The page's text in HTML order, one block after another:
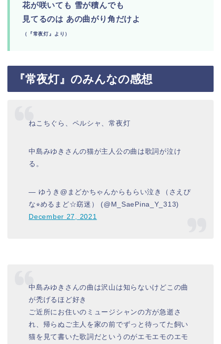
花が咲いても 雪が積んでも
見てるのは あの曲がり角だけよ
（『常夜灯』より）
『常夜灯』のみんなの感想
ねこちぐら、ペルシャ、常夜灯
中島みゆきさんの猫が主人公の曲は歌詞が泣け
る。
— ゆうき@まどかちゃんからもらい泣き（さえぴ
な⭐︎めるまど☆窈迷） (@M_SaePina_Y_313)
December 27, 2021
中島みゆきさんの曲は沢山は知らないけどこの曲
が禿げるほど好き
ご近所にお住いのミュージシャンの方が急逝さ
れ、帰らぬご主人を家の前でずっと待ってた飼い
猫を見て書いた歌詞だというのがエモエモのエモ